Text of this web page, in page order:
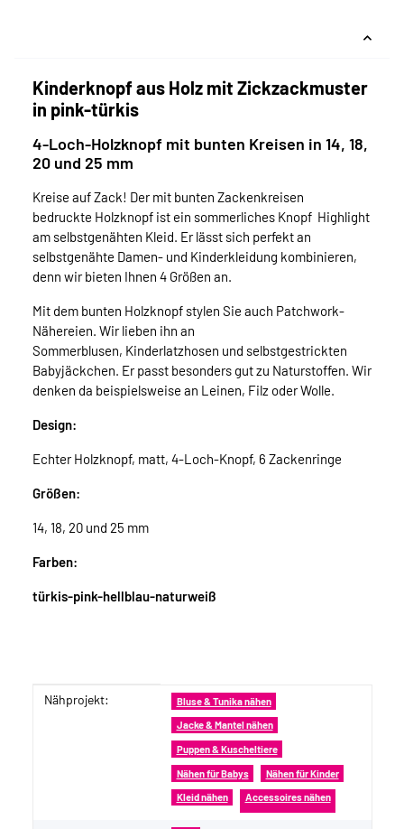
Kinderknopf aus Holz mit Zickzackmuster
in pink-türkis
4-Loch-Holzknopf mit bunten Kreisen in 14, 18,
20 und 25 mm
Kreise auf Zack! Der mit bunten Zackenkreisen
bedruckte Holzknopf ist ein sommerliches Knopf Highlight
am selbstgenähten Kleid. Er lässt sich perfekt an
selbstgenähte Damen- und Kinderkleidung kombinieren,
denn wir bieten Ihnen 4 Größen an.
Mit dem bunten Holzknopf stylen Sie auch Patchwork-
Nähereien. Wir lieben ihn an
Sommerblusen, Kinderlatzhosen und selbstgestrickten
Babyjäckchen. Er passt besonders gut zu Naturstoffen. Wir
denken da beispielsweise an Leinen, Filz oder Wolle.
Design:
Echter Holzknopf, matt, 4-Loch-Knopf, 6 Zackenringe
Größen:
14, 18, 20 und 25 mm
Farben:
türkis-pink-hellblau-naturweiß
Produkteigenschaft
Wert
Nähprojekt: Bluse & Tunika nähen
Jacke & Mantel nähen
Puppen & Kuscheltiere
Nähen für Babys Nähen für Kinder
Kleid nähen Accessoires nähen